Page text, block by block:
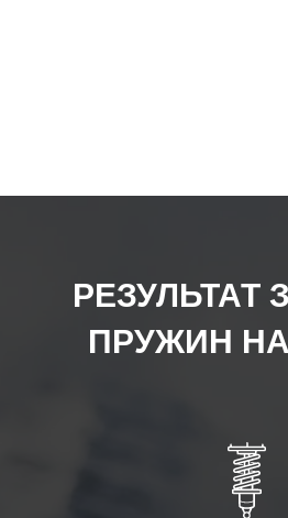
РЕЗУЛЬТАТ
ПРУЖИН НА